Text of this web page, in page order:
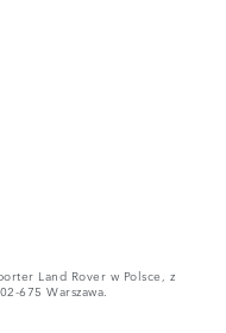
Land Rover w Polsce, z
675 Warszawa.